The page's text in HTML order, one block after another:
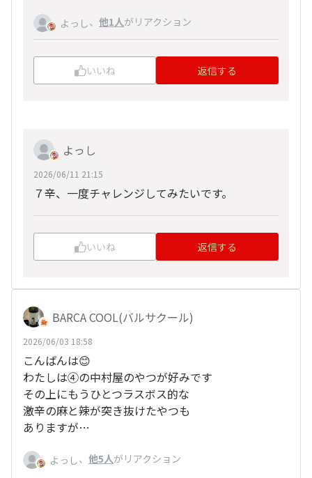
よっし、 他1人がリアクション
いいね 返信する
よっし
2026/06/11 21:15
７辛、一度チャレンジしてみたいです。
いいね 返信する
BARCA COOL(バルサクール)
2026/06/03 18:58
こんばんは😊
わたしは④の中村屋のやつが好みです
その上にもうひとつラスボス的な
激辛の麻と辣が突き抜けたやつも
ありますが…
よっし、 他5人がリアクション